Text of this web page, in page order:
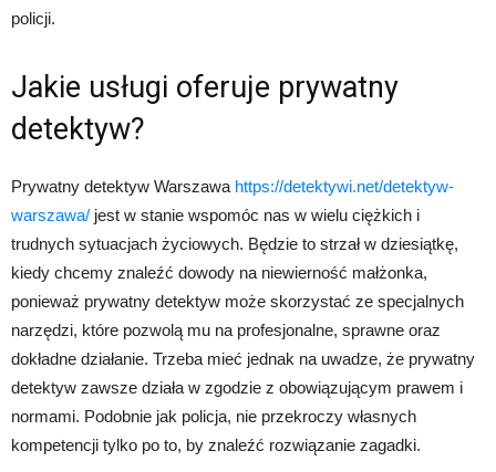
policji.
Jakie usługi oferuje prywatny
detektyw?
Prywatny detektyw Warszawa https://detektywi.net/detektyw-
warszawa/ jest w stanie wspomóc nas w wielu ciężkich i
trudnych sytuacjach życiowych. Będzie to strzał w dziesiątkę,
kiedy chcemy znaleźć dowody na niewierność małżonka,
ponieważ prywatny detektyw może skorzystać ze specjalnych
narzędzi, które pozwolą mu na profesjonalne, sprawne oraz
dokładne działanie. Trzeba mieć jednak na uwadze, że prywatny
detektyw zawsze działa w zgodzie z obowiązującym prawem i
normami. Podobnie jak policja, nie przekroczy własnych
kompetencji tylko po to, by znaleźć rozwiązanie zagadki.